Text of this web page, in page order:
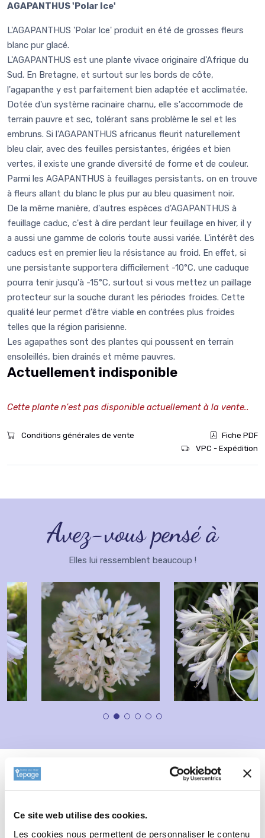
Ce site web utilise des cookies.
Les cookies nous permettent de personnaliser le contenu
AGAPANTHUS 'Polar Ice'
L'AGAPANTHUS 'Polar Ice' produit en été de grosses fleurs
blanc pur glacé.
L'AGAPANTHUS est une plante vivace originaire d'Afrique du
Sud. En Bretagne, et surtout sur les bords de côte,
l'agapanthe y est parfaitement bien adaptée et acclimatée.
Dotée d'un système racinaire charnu, elle s'accommode de
terrain pauvre et sec, tolérant sans problème le sel et les
embruns. Si l'AGAPANTHUS africanus fleurit naturellement
bleu clair, avec des feuilles persistantes, érigées et bien
vertes, il existe une grande diversité de forme et de couleur.
Parmi les AGAPANTHUS à feuillages persistants, on en trouve
à fleurs allant du blanc le plus pur au bleu quasiment noir.
De la même manière, d'autres espèces d'AGAPANTHUS à
feuillage caduc, c'est à dire perdant leur feuillage en hiver, il y
a aussi une gamme de coloris toute aussi variée. L'intérêt des
caducs est en premier lieu la résistance au froid. En effet, si
une persistante supportera difficilement -10°C, une caduque
pourra tenir jusqu'à -15°C, surtout si vous mettez un paillage
protecteur sur la souche durant les périodes froides. Cette
qualité leur permet d'être viable en contrées plus froides
telles que la région parisienne.
Les agapathes sont des plantes qui poussent en terrain
ensoleillés, bien drainés et même pauvres.
Actuellement indisponible
Cette plante n'est pas disponible actuellement à la vente..
Conditions générales de vente
Fiche PDF
VPC - Expédition
Avez-vous pensé à
Elles lui ressemblent beaucoup !
Informations complémentaires